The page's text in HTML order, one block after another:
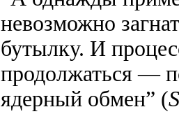
невозможно
бутылку. И
продолжаться —
ядерный обмен” (